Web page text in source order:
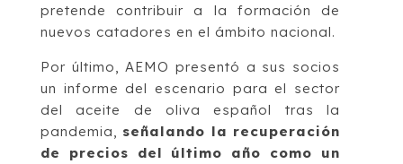
pretende contribuir a la formación de
nuevos catadores en el ámbito nacional.
Por último, AEMO presentó a sus socios
un informe del escenario para el sector
del aceite de oliva español tras la
pandemia, señalando la recuperación
de precios del último año como un